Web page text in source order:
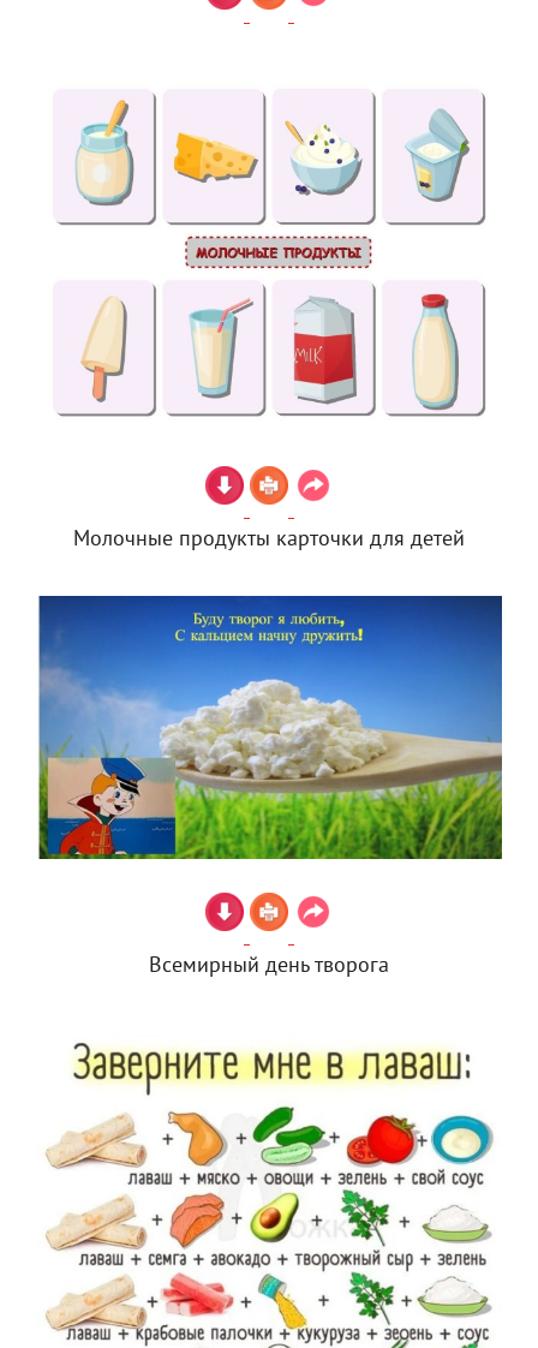
Молочные продукты карточки для детей
Всемирный день творога